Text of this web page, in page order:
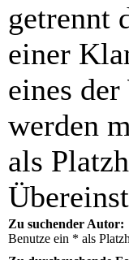
getrennt
einer
eines
werden
als
Zu suchender Autor:
Benutze ein * als